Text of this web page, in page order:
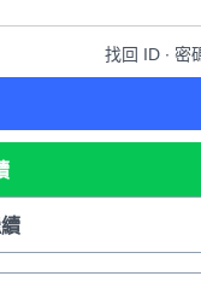
找回 ID ∙ 密